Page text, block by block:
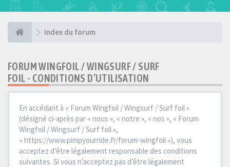
Index du forum
FORUM WINGFOIL / WINGSURF / SURF
FOIL - CONDITIONS D’UTILISATION
En accédant à « Forum Wingfoil / Wingsurf / Surf foil »
(désigné ci-après par « nous », « notre », « nos », « Forum
Wingfoil / Wingsurf / Surf foil »,
« https://www.pimpyourride.fr/forum-wingfoil »), vous
acceptez d’être légalement responsable des conditions
suivantes. Si vous n’acceptez pas d’être légalement